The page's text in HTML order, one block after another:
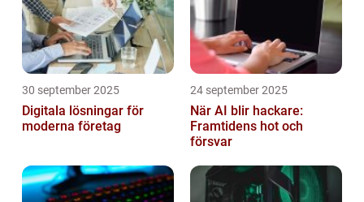
30 september 2025
Digitala lösningar för
moderna företag
24 september 2025
När AI blir hackare:
Framtidens hot och
försvar